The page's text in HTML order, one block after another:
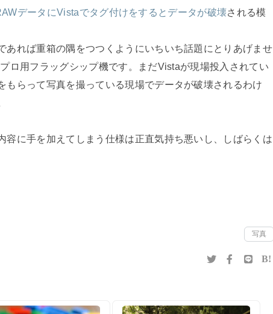
データにVistaでタグ付けをするとデータが破壊される模
あれば重箱の隅をつつくようにいちいち話題にとりあげませ
ロ用フラッグシップ機です。まだVistaが現場投入されてい
もらって写真を撮っている現場でデータが破壊されるわけ
容に手を加えてしまう仕様は正直気持ち悪いし、しばらくは
写真
B!